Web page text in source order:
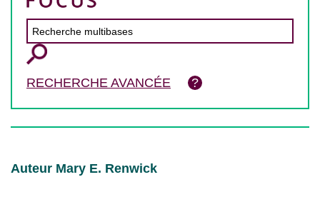
RECHERCHE AVANCÉE
Auteur Mary E. Renwick